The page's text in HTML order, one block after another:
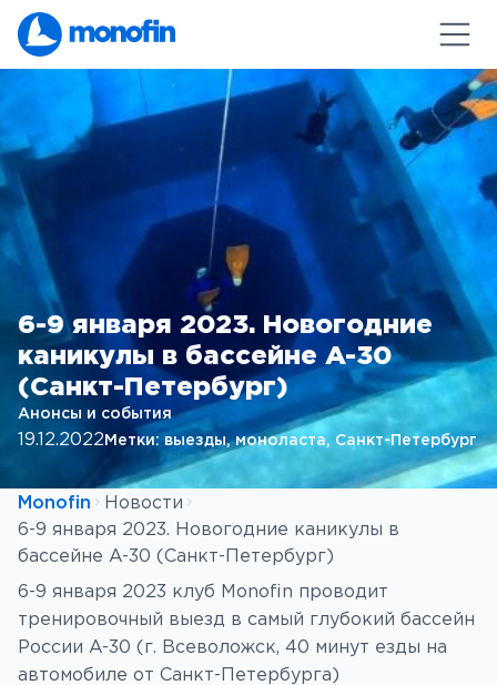
6-9 января 2023. Новогодние
каникулы в бассейне A-30
(Санкт-Петербург)
Анонсы и события
19.12.2022Метки: выезды, моноласта Санкт-Петербург
Monofin
Новости
6-9 января 2023. Новогодние каникулы в
бассейне A-30 (Санкт-Петербург)
6-9 января 2023 клуб Monofin проводит
тренировочный выезд в самый глубокий бассейн
России A-30 (г. Всеволожск, 40 минут езды на
автомобиле от Санкт-Петербурга)